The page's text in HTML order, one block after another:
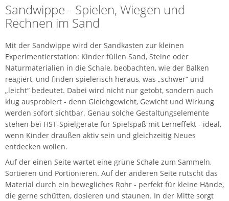
Sandwippe - Spielen, Wiegen und
Rechnen im Sand
Mit der Sandwippe wird der Sandkasten zur kleinen
Experimentierstation: Kinder füllen Sand, Steine oder
Naturmaterialien in die Schale, beobachten, wie der Balken
reagiert, und finden spielerisch heraus, was „schwer“ und
„leicht“ bedeutet. Dabei wird nicht nur getobt, sondern auch
klug ausprobiert - denn Gleichgewicht, Gewicht und Wirkung
werden sofort sichtbar. Genau solche Gestaltungselemente
stehen bei HST-Spielgeräte für Spielspaß mit Lerneffekt - ideal,
wenn Kinder draußen aktiv sein und gleichzeitig Neues
entdecken wollen.
Auf der einen Seite wartet eine grüne Schale zum Sammeln,
Sortieren und Portionieren. Auf der anderen Seite rutscht das
Material durch ein bewegliches Rohr - perfekt für kleine Hände,
die gerne schütten, dosieren und staunen. In der Mitte sorgt